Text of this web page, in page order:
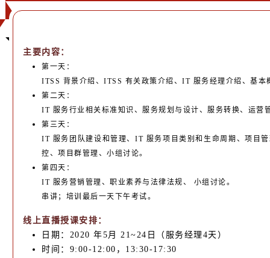
主要内容：
第一天：
ITSS 背景介绍、ITSS 有关政策介绍、IT 服务经理介绍、基本
第二天：
IT 服务行业相关标准知识、服务规划与设计、服务转换、运营
第三天：
IT 服务团队建设和管理、IT 服务项目类别和生命周期、项目
控、项目群管理、小组讨论。
第四天：
IT 服务营销管理、职业素养与法律法规、 小组讨论。
串讲；培训最后一天下午考试。
线上直播授课安排：
日期：2020 年5月 21~24日（服务经理4天）
时间：9:00-12:00，13:30-17:30